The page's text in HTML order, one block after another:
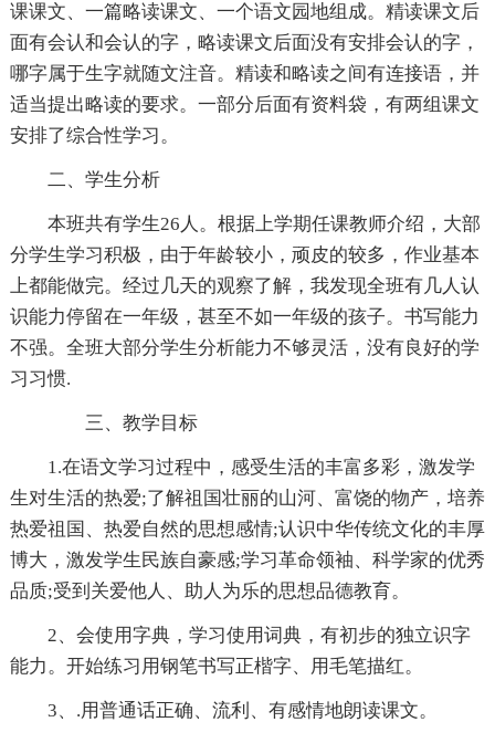
课课文、一篇略读课文、一个语文园地组成。精读课文后
面有会认和会认的字，略读课文后面没有安排会认的字，
哪字属于生字就随文注音。精读和略读之间有连接语，并
适当提出略读的要求。一部分后面有资料袋，有两组课文
安排了综合性学习。
二、学生分析
本班共有学生26人。根据上学期任课教师介绍，大部
分学生学习积极，由于年龄较小，顽皮的较多，作业基本
上都能做完。经过几天的观察了解，我发现全班有几人认
识能力停留在一年级，甚至不如一年级的孩子。书写能力
不强。全班大部分学生分析能力不够灵活，没有良好的学
习习惯.
三、教学目标
1.在语文学习过程中，感受生活的丰富多彩，激发学
生对生活的热爱;了解祖国壮丽的山河、富饶的物产，培养
热爱祖国、热爱自然的思想感情;认识中华传统文化的丰厚
博大，激发学生民族自豪感;学习革命领袖、科学家的优秀
品质;受到关爱他人、助人为乐的思想品德教育。
2、会使用字典，学习使用词典，有初步的独立识字
能力。开始练习用钢笔书写正楷字、用毛笔描红。
3、.用普通话正确、流利、有感情地朗读课文。